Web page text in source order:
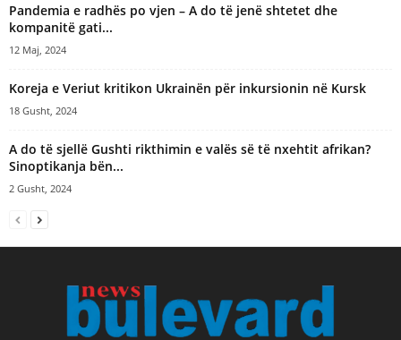
Pandemia e radhës po vjen – A do të jenë shtetet dhe
kompanitë gati...
12 Maj, 2024
Koreja e Veriut kritikon Ukrainën për inkursionin në Kursk
18 Gusht, 2024
A do të sjellë Gushti rikthimin e valës së të nxehtit afrikan?
Sinoptikanja bën...
2 Gusht, 2024